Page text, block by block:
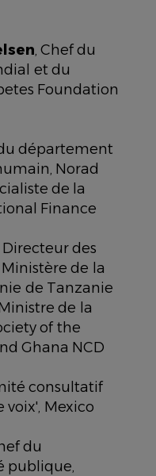
, Chef du
et du
Foundation
département
Norad
de la
Finance
Directeur des
de la
de Tanzanie
de la
of the
Ghana NCD
consultatif
voix', Mexico
du
publique,